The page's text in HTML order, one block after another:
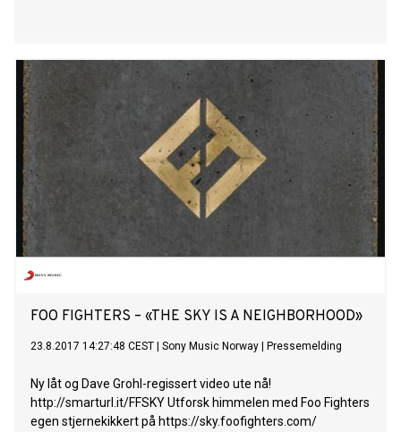
FOO FIGHTERS – «THE SKY IS A NEIGHBORHOOD»
23.8.2017 14:27:48 CEST Sony Music Norway Pressemelding
Ny låt og Dave Grohl-regissert video ute nå!
http://smarturl.it/FFSKY Utforsk himmelen med Foo Fighters
egen stjernekikkert på https://sky.foofighters.com/